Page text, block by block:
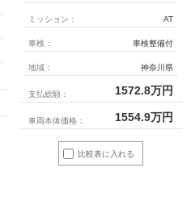
比較表に入れる
ミッション： AT
車検： 車検整備付
地域： 神奈川県
支払総額： 1572.8万円
車両本体価格： 1554.9万円